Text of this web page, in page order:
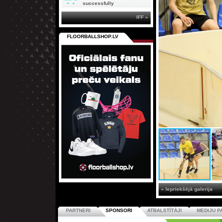
« Iepriekšējā galerija
successfully
IFF »
FLOORBALLSHOP.LV
PARTNERI SPONSORI ATBALSTĪTĀJI MEDIJU